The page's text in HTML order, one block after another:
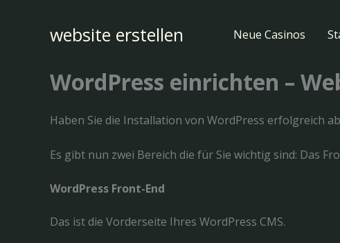
website erstellen Neue Casinos
WordPress einrichten –
Haben Sie die Installation von WordPress erfolgreich
Es gibt nun zwei Bereich die für Sie wichtig sind: Das
WordPress Front-End
Das ist die Vorderseite Ihres WordPress CMS.